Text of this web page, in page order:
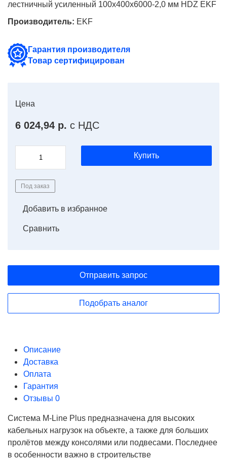
лестничный усиленный 100х400х6000-2,0 мм HDZ EKF
Производитель: EKF
Гарантия производителя
Товар сертифицирован
Цена
6 024,94 р. с НДС
Купить
Под заказ
Добавить в избранное
Сравнить
Отправить запрос
Подобрать аналог
Описание
Доставка
Оплата
Гарантия
Отзывы 0
Система M-Line Plus предназначена для высоких
кабельных нагрузок на объекте, а также для больших
пролётов между консолями или подвесами. Последнее
в особенности важно в строительстве